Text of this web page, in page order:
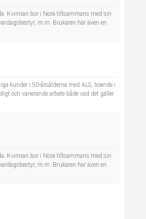
Kvinnan bor i Nora tillsammans med sin
m.m. Brukaren har även en
kunder i 50-årsålderna med ALS, boende i
och varierande arbete både vad det gäller
Kvinnan bor i Nora tillsammans med sin
m.m. Brukaren har även en